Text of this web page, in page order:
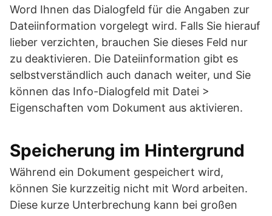
Word Ihnen das Dialogfeld für die Angaben zur
Dateiinformation vorgelegt wird. Falls Sie hierauf
lieber verzichten, brauchen Sie dieses Feld nur
zu deaktivieren. Die Dateiinformation gibt es
selbstverständlich auch danach weiter, und Sie
können das Info-Dialogfeld mit Datei >
Eigenschaften vom Dokument aus aktivieren.
Speicherung im Hintergrund
Während ein Dokument gespeichert wird,
können Sie kurzzeitig nicht mit Word arbeiten.
Diese kurze Unterbrechung kann bei großen